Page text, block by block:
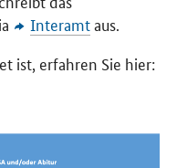
Interamtaus.
ist, erfahren Sie hier: